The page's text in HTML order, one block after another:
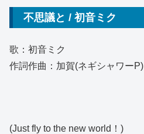
不思議と / 初音ミク
歌：初音ミク
作詞作曲：加賀(ネギシャワーP)
(Just fly to the new world！)